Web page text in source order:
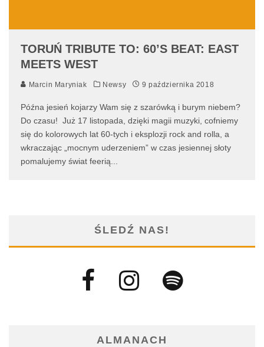
TORUŃ TRIBUTE TO: 60’S BEAT: EAST
MEETS WEST
Marcin Maryniak Newsy 9 października 2018
Późna jesień kojarzy Wam się z szarówką i burym niebem?
Do czasu! Już 17 listopada, dzięki magii muzyki, cofniemy
się do kolorowych lat 60-tych i eksplozji rock and rolla, a
wkraczając „mocnym uderzeniem” w czas jesiennej słoty
pomalujemy świat feerią
ŚLEDŹ NAS!
ALMANACH